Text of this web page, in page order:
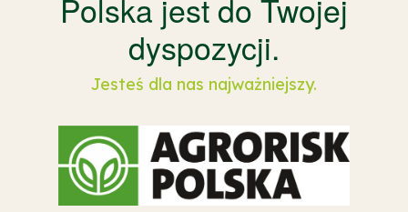
Polska jest do Twojej
dyspozycji.
Jesteś dla nas najważniejszy.